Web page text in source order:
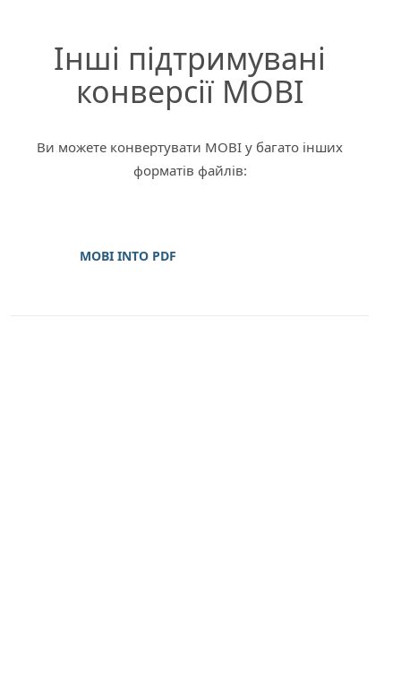
Інші підтримувані
конверсії MOBI
Ви можете конвертувати MOBI у багато інших
форматів файлів:
MOBI INTO PDF